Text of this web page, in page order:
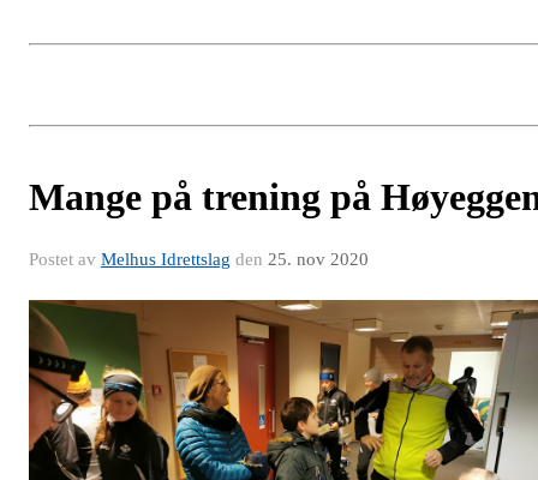
Mange på trening på
Postet av Melhus Idrettslag den 25. nov 2020